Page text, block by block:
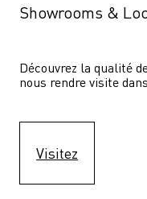
Showrooms &
Découvrez la qualité
nous rendre visite
Visitez